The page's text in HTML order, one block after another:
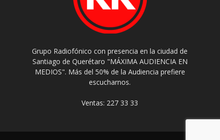
Grupo Radiofónico con presencia en la ciudad de
Santiago de Querétaro "MÁXIMA AUDIENCIA EN
MEDIOS". Más del 50% de la Audiencia prefiere
escucharnos.
Ventas: 227 33 33